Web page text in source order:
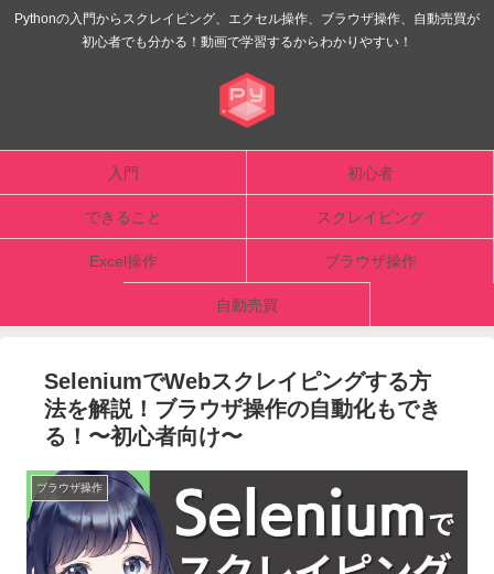
Pythonの入門からスクレイピング、エクセル操作、ブラウザ操作、自動売買が
初心者でも分かる！動画で学習するからわかりやすい！
入門 初心者
できること スクレイピング
Excel操作 ブラウザ操作
自動売買
SeleniumでWebスクレイピングする方
法を解説！ブラウザ操作の自動化もでき
る！〜初心者向け〜
ブラウザ操作